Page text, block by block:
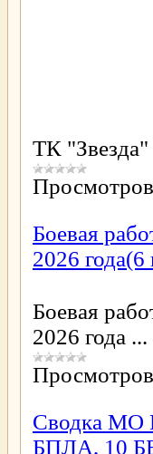
ТК "Звезда"
Боевая
2026 года(6
Боевая
2026 года ...
Сводка МО
БПЛА, 10